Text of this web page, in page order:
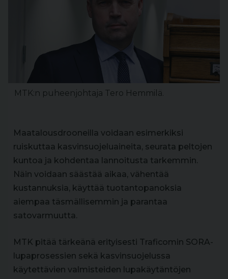
MTK:n puheenjohtaja Tero Hemmilä.
Maatalousdrooneilla voidaan esimerkiksi
ruiskuttaa kasvinsuojeluaineita, seurata peltojen
kuntoa ja kohdentaa lannoitusta tarkemmin.
Näin voidaan säästää aikaa, vähentää
kustannuksia, käyttää tuotantopanoksia
aiempaa täsmällisemmin ja parantaa
satovarmuutta.
MTK pitää tärkeänä erityisesti Traficomin SORA-
lupaprosessien sekä kasvinsuojelussa
käytettävien valmisteiden lupakäytäntöjen